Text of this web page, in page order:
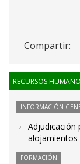
Compartir:
RECURSOS
INFORMACIÓN
Adjudicación
alojamientos
FORMACIÓN